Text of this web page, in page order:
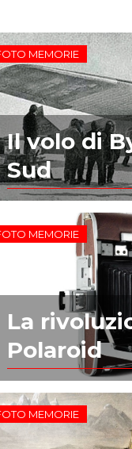
MEMORIE
Il volo di
Sud
MEMORIE
La
Polaroid
MEMORIE